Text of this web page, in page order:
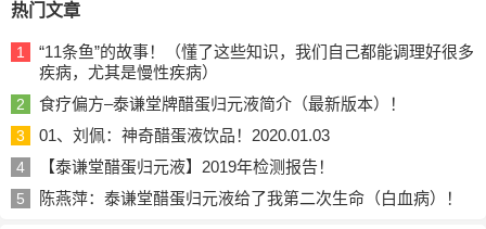
热门文章
1
“11条鱼”的故事！（懂了这些知识，我们自己都能调理好很多
疾病，尤其是慢性疾病）
2 食疗偏方–泰谦堂牌醋蛋归元液简介（最新版本）！
3 01、刘佩：神奇醋蛋液饮品！2020.01.03
4 【泰谦堂醋蛋归元液】2019年检测报告！
5 陈燕萍：泰谦堂醋蛋归元液给了我第二次生命（白血病）！